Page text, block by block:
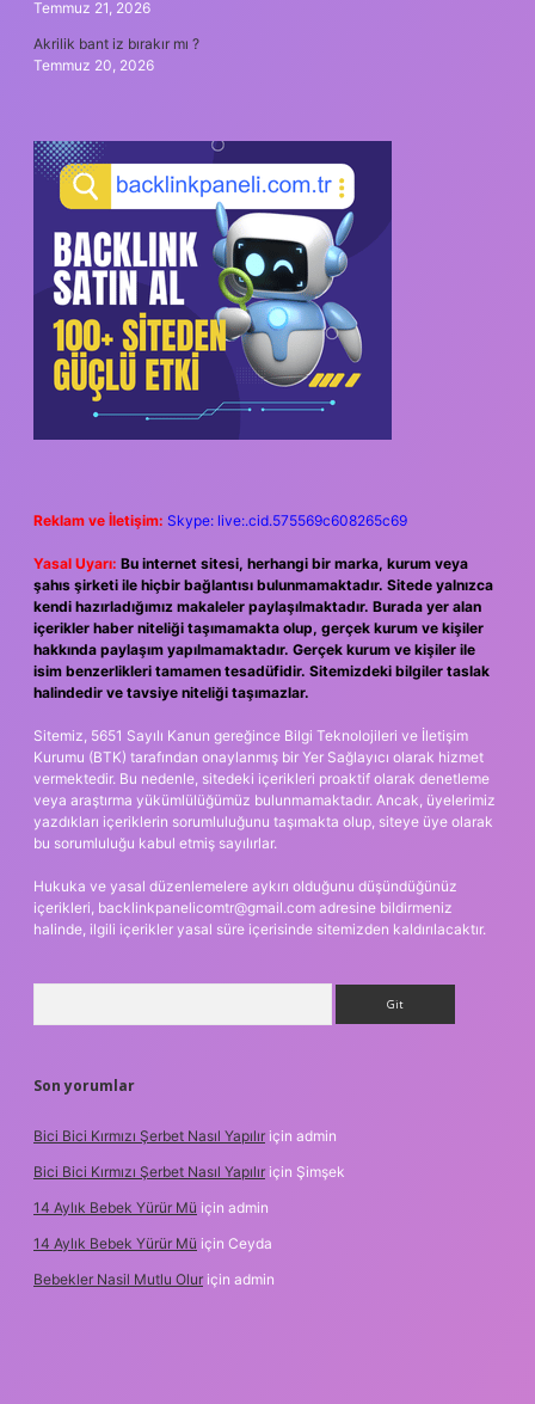
Temmuz 21, 2026
Akrilik bant iz bırakır mı ?
Temmuz 20, 2026
Reklam ve İletişim: Skype: live:.cid.575569c608265c69
Yasal Uyarı: Bu internet sitesi, herhangi bir marka, kurum veya
şahıs şirketi ile hiçbir bağlantısı bulunmamaktadır. Sitede yalnızca
kendi hazırladığımız makaleler paylaşılmaktadır. Burada yer alan
içerikler haber niteliği taşımamakta olup, gerçek kurum ve kişiler
hakkında paylaşım yapılmamaktadır. Gerçek kurum ve kişiler ile
isim benzerlikleri tamamen tesadüfidir. Sitemizdeki bilgiler taslak
halindedir ve tavsiye niteliği taşımazlar.
Sitemiz, 5651 Sayılı Kanun gereğince Bilgi Teknolojileri ve İletişim
Kurumu (BTK) tarafından onaylanmış bir Yer Sağlayıcı olarak hizmet
vermektedir. Bu nedenle, sitedeki içerikleri proaktif olarak denetleme
veya araştırma yükümlülüğümüz bulunmamaktadır. Ancak, üyelerimiz
yazdıkları içeriklerin sorumluluğunu taşımakta olup, siteye üye olarak
bu sorumluluğu kabul etmiş sayılırlar.
Hukuka ve yasal düzenlemelere aykırı olduğunu düşündüğünüz
içerikleri, backlinkpanelicomtr@gmail.com adresine bildirmeniz
halinde, ilgili içerikler yasal süre içerisinde sitemizden kaldırılacaktır.
Son yorumlar
Bici Bici Kırmızı Şerbet Nasıl Yapılır için admin
Bici Bici Kırmızı Şerbet Nasıl Yapılır için Şimşek
14 Aylık Bebek Yürür Mü için admin
14 Aylık Bebek Yürür Mü için Ceyda
Bebekler Nasil Mutlu Olur için admin